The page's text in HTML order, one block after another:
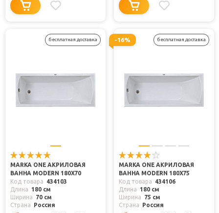
бесплатная доставка
MARKA ONE АКРИЛОВАЯ
ВАННА MODERN 180X70
Код товара
434103
Длина
180 см
Ширина
70 см
Страна
Россия
-16% бесплатная доставка
MARKA ONE АКРИЛОВАЯ
ВАННА MODERN 180X75
Код товара
434106
Длина
180 см
Ширина
75 см
Страна
Россия